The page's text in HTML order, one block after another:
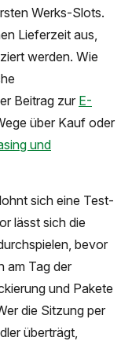
Werks-Slots.
Lieferzeit aus,
werden. Wie
Beitrag zur E-
über Kauf oder
und
sich eine Test-
lässt sich die
bevor
am Tag der
und Pakete
die Sitzung per
überträgt,